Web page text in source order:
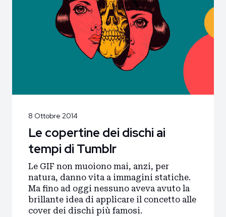
8 Ottobre 2014
Le copertine dei dischi ai
tempi di Tumblr
Le GIF non muoiono mai, anzi, per
natura, danno vita a immagini statiche.
Ma fino ad oggi nessuno aveva avuto la
brillante idea di applicare il concetto alle
cover dei dischi più famosi.